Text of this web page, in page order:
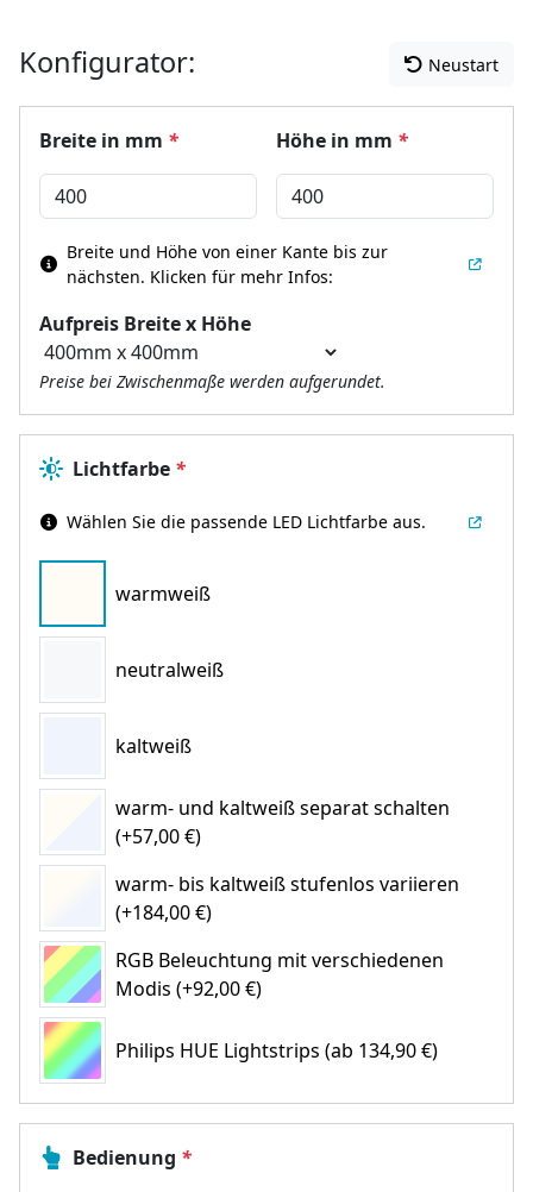
Konfigurator: Neustart
Breite in mm * Höhe in mm *
Aufpreis Breite x Höhe
Breite und Höhe von einer Kante bis zur
nächsten. Klicken für mehr Infos:
Preise bei Zwischenmaße werden aufgerundet.
Lichtfarbe *
Wählen Sie die passende LED Lichtfarbe aus.
warmweiß
neutralweiß
kaltweiß
warm- und kaltweiß separat schalten
(+57,00 €)
warm- bis kaltweiß stufenlos variieren
(+184,00 €)
RGB Beleuchtung mit verschiedenen
Modis (+92,00 €)
Philips HUE Lightstrips (ab 134,90 €)
Bedienung *